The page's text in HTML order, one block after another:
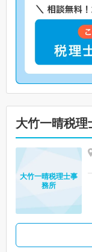
大竹一晴税理
大竹一晴税理士事
務所